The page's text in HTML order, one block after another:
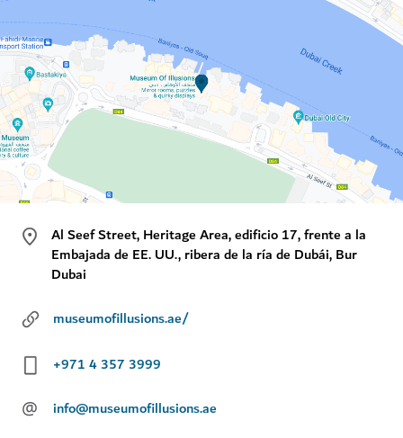
Al Seef Street, Heritage Area, edificio 17, frente a la
Embajada de EE. UU., ribera de la ría de Dubái, Bur
Dubai
museumofillusions.ae/
+971 4 357 3999
@ info@museumofillusions.ae